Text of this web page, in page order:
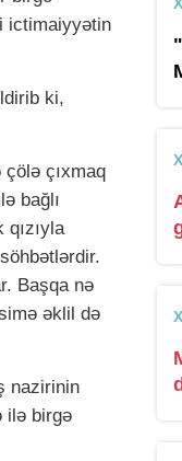
ictimaiyyətin
ki,
çıxmaq
bağlı
Başqa nə
əklil də
nazirinin
ilə birgə